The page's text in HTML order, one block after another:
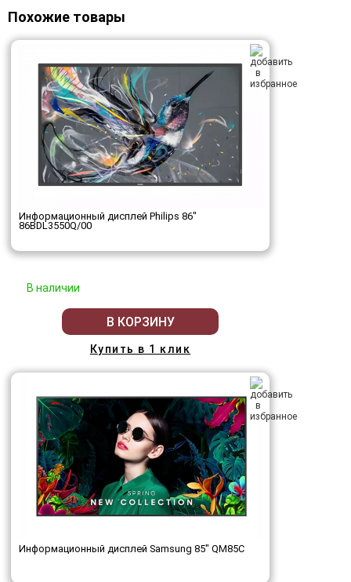
Похожие товары
Информационный дисплей Philips 86"
86BDL3550Q/00
В наличии
В КОРЗИНУ
Купить в 1 клик
Информационный дисплей Samsung 85" QM85C